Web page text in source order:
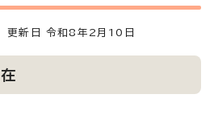
新日 令和8年2月10日